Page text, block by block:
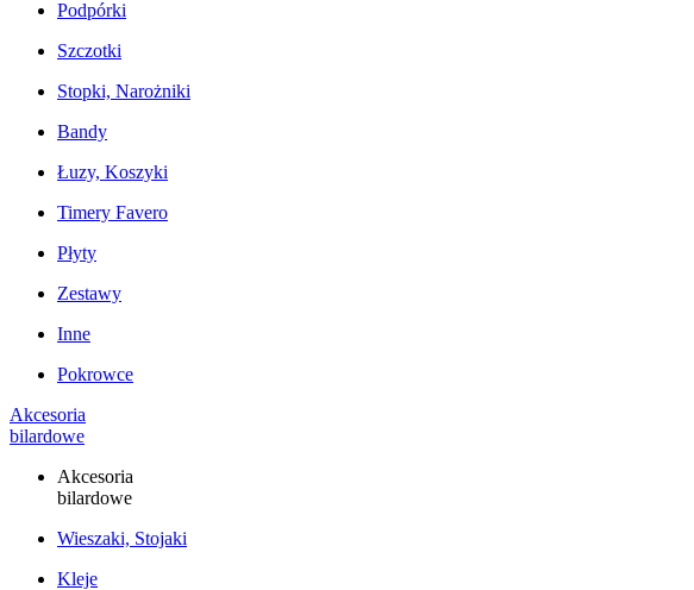
Podpórki
Szczotki
Stopki, Narożniki
Bandy
Łuzy, Koszyki
Timery Favero
Płyty
Zestawy
Inne
Pokrowce
Akcesoria
bilardowe
Akcesoria
bilardowe
Wieszaki, Stojaki
Kleje